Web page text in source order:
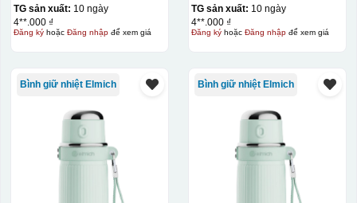
TG sản xuất: 10 ngày
4**.000 ₫
Đăng kýhoặc Đăng nhậpđể xem giá
TG sản xuất: 10 ngày
4**.000 ₫
Đăng kýhoặc Đăng nhậpđể xem giá
Bình giữ nhiệt Elmich Bình giữ nhiệt Elmich